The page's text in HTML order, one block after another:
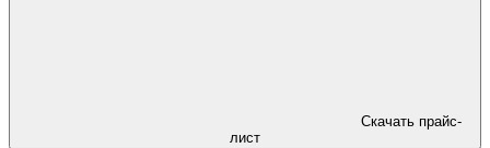
Скачать прайс-
лист